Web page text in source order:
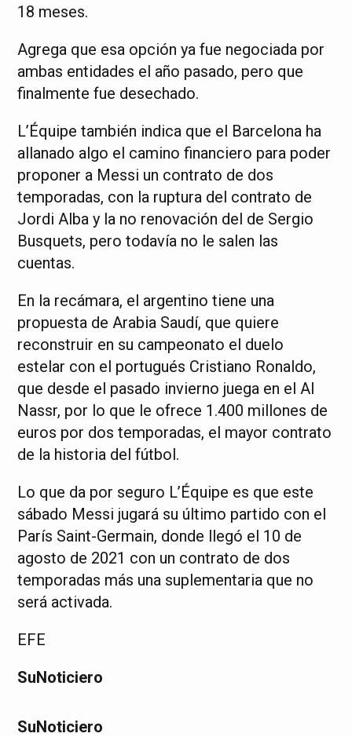
18 meses.
Agrega que esa opción ya fue negociada por
ambas entidades el año pasado, pero que
finalmente fue desechado.
L’Équipe también indica que el Barcelona ha
allanado algo el camino financiero para poder
proponer a Messi un contrato de dos
temporadas, con la ruptura del contrato de
Jordi Alba y la no renovación del de Sergio
Busquets, pero todavía no le salen las
cuentas.
En la recámara, el argentino tiene una
propuesta de Arabia Saudí, que quiere
reconstruir en su campeonato el duelo
estelar con el portugués Cristiano Ronaldo,
que desde el pasado invierno juega en el Al
Nassr, por lo que le ofrece 1.400 millones de
euros por dos temporadas, el mayor contrato
de la historia del fútbol.
Lo que da por seguro L’Équipe es que este
sábado Messi jugará su último partido con el
París Saint-Germain, donde llegó el 10 de
agosto de 2021 con un contrato de dos
temporadas más una suplementaria que no
será activada.
EFE
SuNoticiero
SuNoticiero